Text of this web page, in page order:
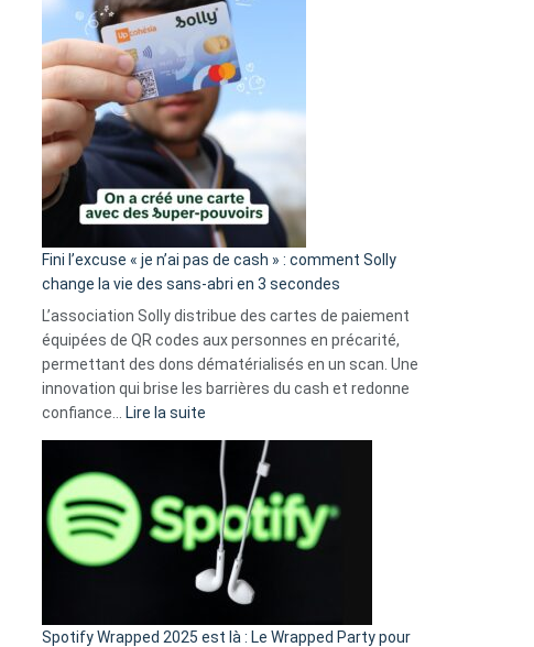
Fini l’excuse « je n’ai pas de cash » : comment Solly
change la vie des sans-abri en 3 secondes
L’association Solly distribue des cartes de paiement
équipées de QR codes aux personnes en précarité,
permettant des dons dématérialisés en un scan. Une
innovation qui brise les barrières du cash et redonne
confiance…
Lire la suite
l’excuse
je
n’ai
pas
de
cash
»
Spotify Wrapped 2025 est là : Le Wrapped Party pour